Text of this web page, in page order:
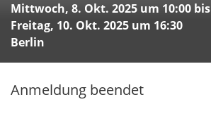
Mittwoch, 8. Okt. 2025 um 10:00 bis
Freitag, 10. Okt. 2025 um 16:30
Berlin
Anmeldung beendet